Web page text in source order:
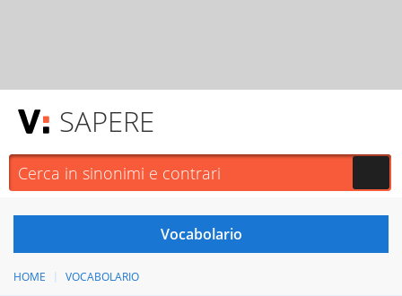
SAPERE
HOME VOCABOLARIO